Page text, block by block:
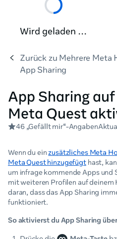
Zurück zu Mehrere Meta
App Sharing
App Sharing
Meta Quest
46 „Gefällt mir“-Angaben
Wenn du einzusätzliches Meta
Meta Quest hinzugefügthast,
um infrage kommende Apps und
mit weiteren Profilen auf deinem
daran, dass das App Sharing
funktioniert.
So aktivierst du App Sharing
Wird geladen …